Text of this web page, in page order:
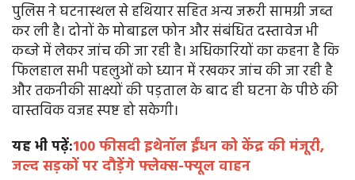
पुलिस ने घटनास्थल से हथियार सहित अन्य जरूरी सामग्री जब्त
कर ली है। दोनों के मोबाइल फोन और संबंधित दस्तावेज भी
कब्जे में लेकर जांच की जा रही है। अधिकारियों का कहना है कि
फिलहाल सभी पहलुओं को ध्यान में रखकर जांच की जा रही है
और तकनीकी साक्ष्यों की पड़ताल के बाद ही घटना के पीछे की
वास्तविक वजह स्पष्ट हो सकेगी।
यह भी पढ़ें:100 फीसदी इथेनॉल ईंधन को केंद्र की मंजूरी,
जल्द सड़कों पर दौड़ेंगे फ्लेक्स-फ्यूल वाहन